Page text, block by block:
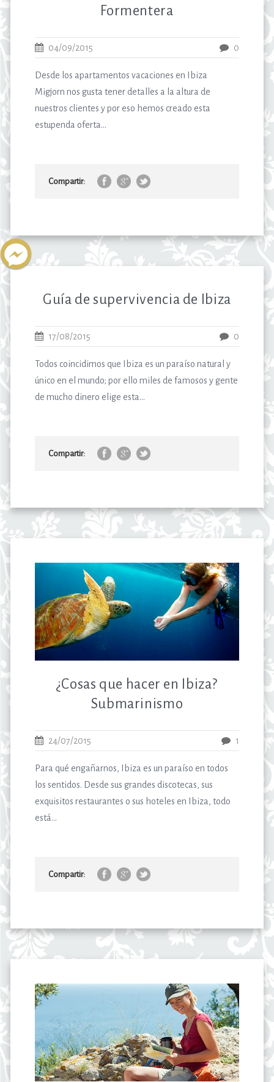
Formentera
04/09/2015 0
Desde los apartamentos vacaciones en Ibiza
Migjorn nos gusta tener detalles a la altura de
nuestros clientes y por eso hemos creado esta
estupenda oferta...
Compartir:
Guía de supervivencia de Ibiza
17/08/2015 0
Todos coincidimos que Ibiza es un paraíso natural y
único en el mundo; por ello miles de famosos y gente
de mucho dinero elige esta...
Compartir:
¿Cosas que hacer en Ibiza?
Submarinismo
24/07/2015 1
Para qué engañarnos, Ibiza es un paraíso en todos
los sentidos. Desde sus grandes discotecas, sus
exquisitos restaurantes o sus hoteles en Ibiza, todo
está...
Compartir: